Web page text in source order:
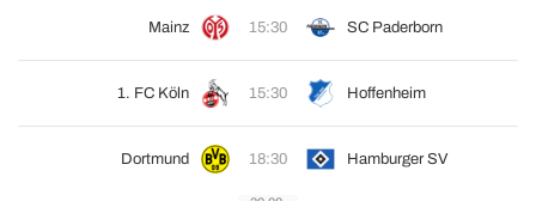
Mainz 15:30 SC Paderborn
1. FC Köln 15:30 Hoffenheim
Dortmund 18:30 Hamburger SV